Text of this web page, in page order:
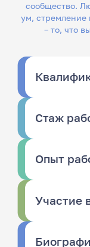
сообщество.
ум, стремление к диалогу, системность и трудолюбие
– то, что
Стаж
Опыт
Участие